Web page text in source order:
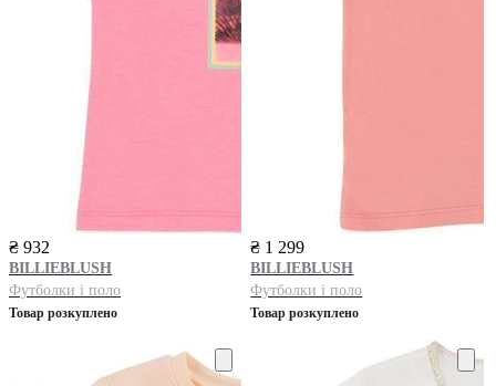
₴ 932
BILLIEBLUSH
Футболки і поло
Товар розкуплено
₴ 1 299
BILLIEBLUSH
Футболки і поло
Товар розкуплено